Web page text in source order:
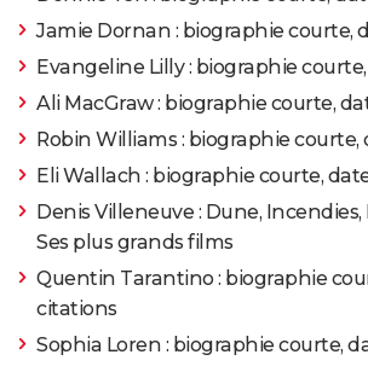
Jamie Dornan : biographie courte,
Evangeline Lilly : biographie
Ali MacGraw : biographie courte,
Robin Williams : biographie courte,
Eli Wallach : biographie courte,
Denis Villeneuve : Dune, Incendies,
Ses plus grands films
Quentin Tarantino : biographie
citations
Sophia Loren : biographie courte,